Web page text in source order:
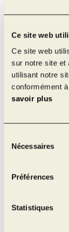
Ce site web
Ce site web
sur notre site et
utilisant notre
conformément
savoir plus
Nécessaires
Préférences
Statistiques
La production
panneaux